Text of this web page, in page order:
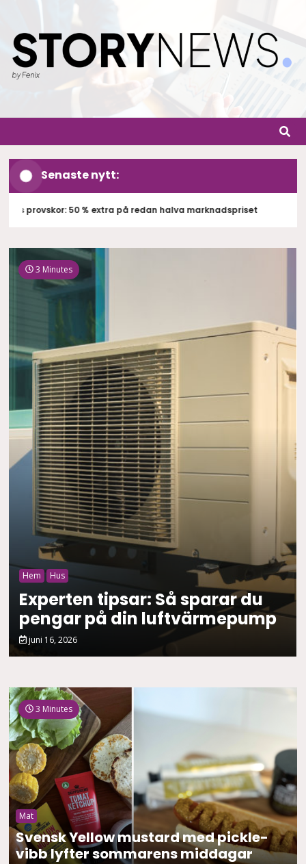
Senaste nytt:
provskor: 50 % extra på redan halva marknadspriset
3 Minutes
Hem Hus
Experten tipsar: Så sparar du
pengar på din luftvärmepump
juni 16, 2026
3 Minutes
Mat
Svensk Yellow mustard med pickle-
vibb lyfter sommarens middagar